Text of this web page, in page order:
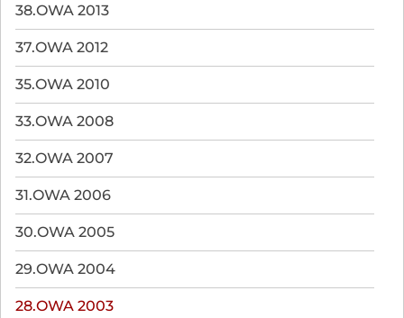
38.OWA 2013
37.OWA 2012
35.OWA 2010
33.OWA 2008
32.OWA 2007
31.OWA 2006
30.OWA 2005
29.OWA 2004
28.OWA 2003